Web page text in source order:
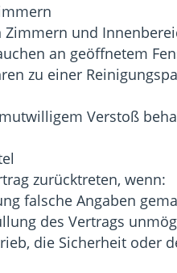
Zimmern und
an geöffnetem
zu einer
Verstoß
zurücktreten, wenn:
falsche Angaben
des Vertrags
die Sicherheit oder